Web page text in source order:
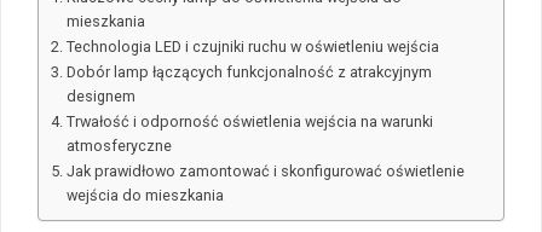
mieszkania
Technologia LED i czujniki ruchu w oświetleniu wejścia
Dobór lamp łączących funkcjonalność z atrakcyjnym
designem
Trwałość i odporność oświetlenia wejścia na warunki
atmosferyczne
Jak prawidłowo zamontować i skonfigurować oświetlenie
wejścia do mieszkania